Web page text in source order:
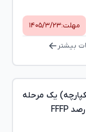
مهلت:۱۴۰۵/۳/۲۳
بیشتر
یک مرحله